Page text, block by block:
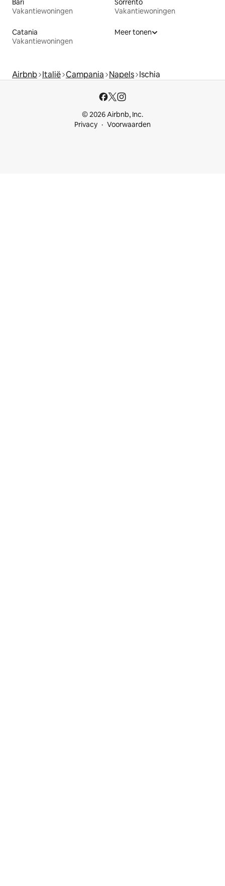
Bari
Vakantiewoningen
Sorrento
Vakantiewoningen
Catania
Vakantiewoningen
Meer tonen
Airbnb Italië Campania Napels Ischia
© 2026 Airbnb, Inc.
Privacy
Voorwaarden